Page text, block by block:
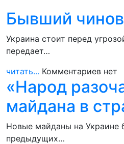
Бывший
Украина стоит перед
передает…
читать... Комментариев нет
«Народ
майдана в
Новые майданы на Украине
предыдущих…